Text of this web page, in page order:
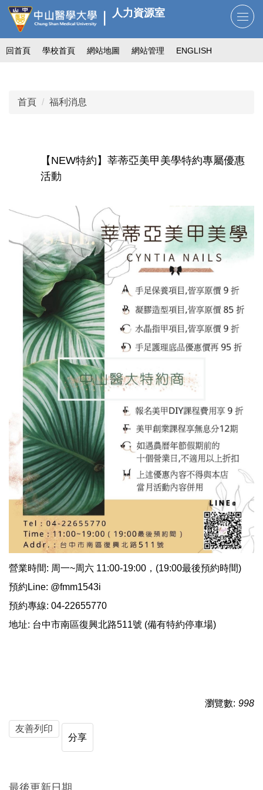
跳
到
主
要
人力資源室
回首頁 學校首頁 網站地圖 網站管理 ENGLISH
首頁 福利消息
【NEW特約】莘蒂亞美甲美學特約專屬優惠
活動
營業時間: 周一~周六 11:00-19:00，(19:00最後預約時間)
預約Line: @fmm1543i
預約專線: 04-22655770
地址: 台中市南區復興北路511號 (備有特約停車場)
瀏覽數: 998
友善列印
分享